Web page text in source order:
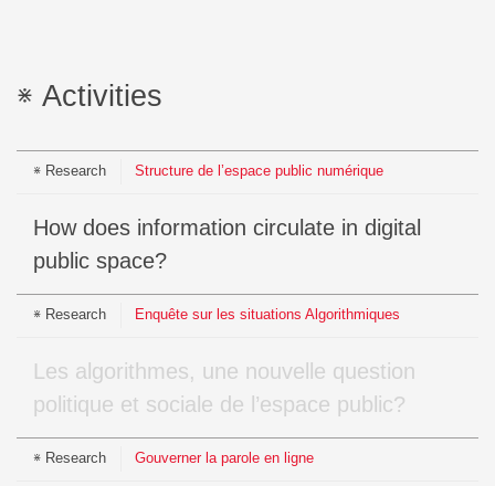
Activities
Research Structure de l’espace public numérique
How does information circulate in digital
public space?
Research Enquête sur les situations Algorithmiques
Les algorithmes, une nouvelle question
politique et sociale de l’espace public?
Research Gouverner la parole en ligne